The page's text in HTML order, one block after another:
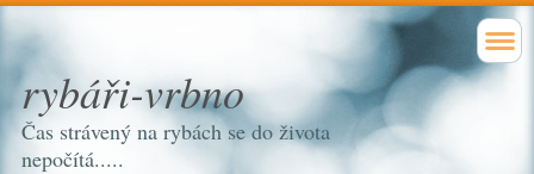
rybáři-vrbno
Čas strávený na rybách se do života
nepočítá.....